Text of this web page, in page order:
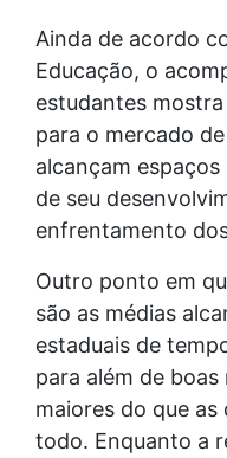
Ainda de acordo
Educação, o
estudantes
para o mercado
alcançam
de seu
enfrentamento
Outro ponto em
são as médias
estaduais de
para além de
maiores do que
todo. Enquanto a